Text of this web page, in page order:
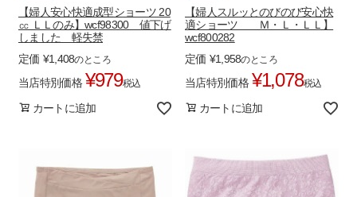
【婦人安心快適成型ショーツ 20
㏄ ＬＬのみ】wcf98300 値下げ
しました 軽失禁
定価 ¥1,408のところ
当店特別価格 ¥979税込
カートに追加
【婦人スルッとのびのび安心快
適ショーツ Ｍ・Ｌ・ＬＬ】
wcf800282
定価 ¥1,958のところ
当店特別価格 ¥1,078税込
カートに追加